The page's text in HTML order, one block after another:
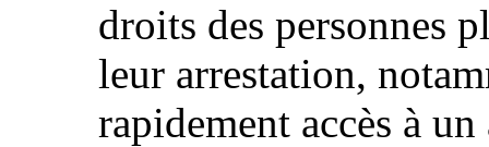
droits des personnes
leur arrestation,
rapidement accès à